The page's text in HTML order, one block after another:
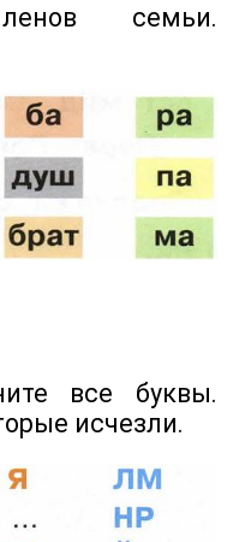
семьи.
все буквы.
исчезли.